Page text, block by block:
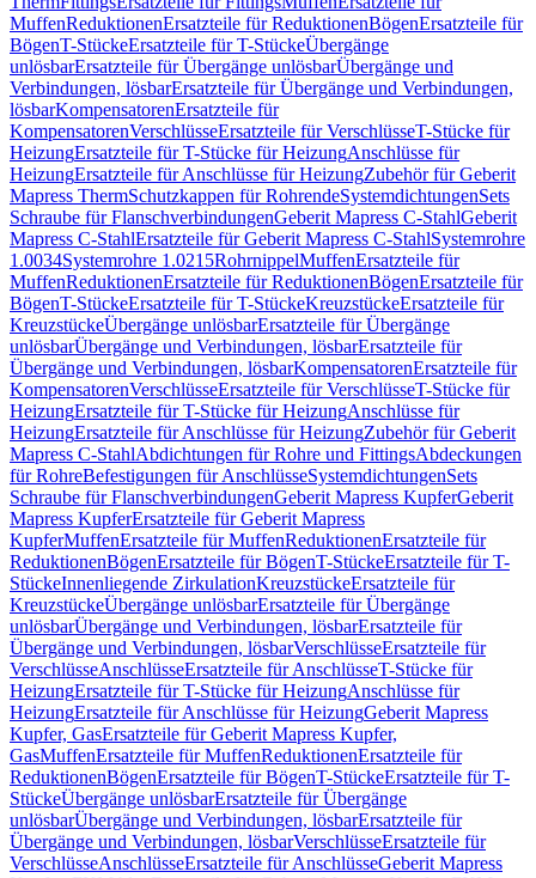
MuffenReduktionenErsatzteile für ReduktionenBögenErsatzteile für
BögenT-StückeErsatzteile für T-StückeÜbergänge
unlösbarErsatzteile für Übergänge unlösbarÜbergänge und
Verbindungen, lösbarErsatzteile für Übergänge und Verbindungen,
lösbarKompensatorenErsatzteile für
KompensatorenVerschlüsseErsatzteile für VerschlüsseT-Stücke für
HeizungErsatzteile für T-Stücke für HeizungAnschlüsse für
HeizungErsatzteile für Anschlüsse für HeizungZubehör für Geberit
Mapress ThermSchutzkappen für RohrendeSystemdichtungenSets
Schraube für FlanschverbindungenGeberit Mapress C-StahlGeberit
Mapress C-StahlErsatzteile für Geberit Mapress C-StahlSystemrohre
1.0034Systemrohre 1.0215RohrnippelMuffenErsatzteile für
MuffenReduktionenErsatzteile für ReduktionenBögenErsatzteile für
BögenT-StückeErsatzteile für T-StückeKreuzstückeErsatzteile für
KreuzstückeÜbergänge unlösbarErsatzteile für Übergänge
unlösbarÜbergänge und Verbindungen, lösbarErsatzteile für
Übergänge und Verbindungen, lösbarKompensatorenErsatzteile für
KompensatorenVerschlüsseErsatzteile für VerschlüsseT-Stücke für
HeizungErsatzteile für T-Stücke für HeizungAnschlüsse für
HeizungErsatzteile für Anschlüsse für HeizungZubehör für Geberit
Mapress C-StahlAbdichtungen für Rohre und FittingsAbdeckungen
für RohreBefestigungen für AnschlüsseSystemdichtungenSets
Schraube für FlanschverbindungenGeberit Mapress KupferGeberit
Mapress KupferErsatzteile für Geberit Mapress
KupferMuffenErsatzteile für MuffenReduktionenErsatzteile für
ReduktionenBögenErsatzteile für BögenT-StückeErsatzteile für T-
StückeInnenliegende ZirkulationKreuzstückeErsatzteile für
KreuzstückeÜbergänge unlösbarErsatzteile für Übergänge
unlösbarÜbergänge und Verbindungen, lösbarErsatzteile für
Übergänge und Verbindungen, lösbarVerschlüsseErsatzteile für
VerschlüsseAnschlüsseErsatzteile für AnschlüsseT-Stücke für
HeizungErsatzteile für T-Stücke für HeizungAnschlüsse für
HeizungErsatzteile für Anschlüsse für HeizungGeberit Mapress
Kupfer, GasErsatzteile für Geberit Mapress Kupfer,
GasMuffenErsatzteile für MuffenReduktionenErsatzteile für
ReduktionenBögenErsatzteile für BögenT-StückeErsatzteile für T-
StückeÜbergänge unlösbarErsatzteile für Übergänge
unlösbarÜbergänge und Verbindungen, lösbarErsatzteile für
Übergänge und Verbindungen, lösbarVerschlüsseErsatzteile für
VerschlüsseAnschlüsseErsatzteile für AnschlüsseGeberit Mapress